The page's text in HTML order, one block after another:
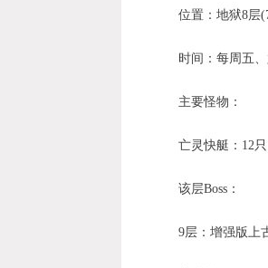
位置：地狱8层
时间：每周五、
主要怪物：
亡灵快艇：12只
该层Boss：
9层：增强版上古